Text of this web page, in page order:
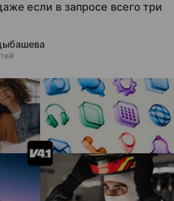
если в запросе всего три